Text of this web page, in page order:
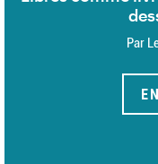
Par